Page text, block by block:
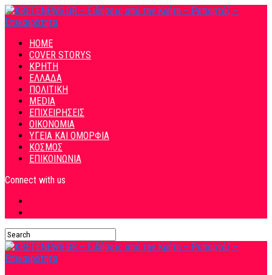
HOME
COVER STORYS
ΚΡΗΤΗ
ΕΛΛΑΔΑ
ΠΟΛΙΤΙΚΗ
MEDIA
ΕΠΙΧΕΙΡΗΣΕΙΣ
ΟΙΚΟΝΟΜΙΑ
ΥΓΕΙΑ ΚΑΙ ΟΜΟΡΦΙΑ
ΚΟΣΜΟΣ
ΕΠΙΚΟΙΝΩΝΙΑ
Connect with us